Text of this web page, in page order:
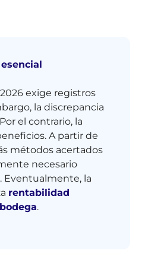
exige registros
la discrepancia
el contrario, la
A partir de
métodos acertados
necesario
Eventualmente, la
rentabilidad
.